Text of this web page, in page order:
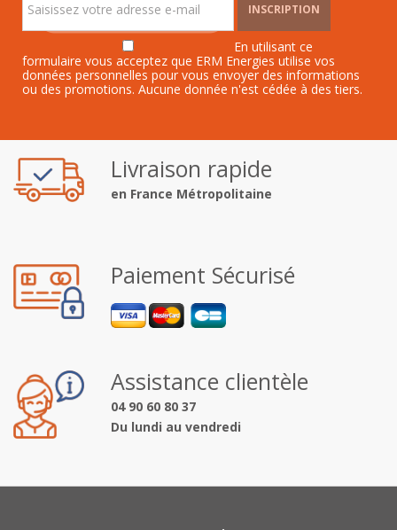
INSCRIPTION
En utilisant ce
formulaire vous acceptez que ERM Energies utilise vos
données personnelles pour vous envoyer des informations
ou des promotions. Aucune donnée n'est cédée à des tiers.
Livraison rapide
en France Métropolitaine
Paiement Sécurisé
Assistance clientèle
04 90 60 80 37
Du lundi au vendredi